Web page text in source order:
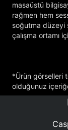
masaüstü
rağmen hem
soğutma düzeyi
çalışma ortamı
*Ürün görselleri
olduğunuz